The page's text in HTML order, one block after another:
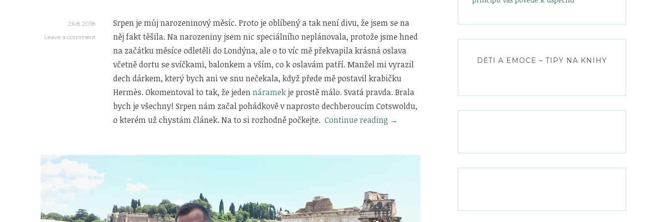
26.8.2018
Leave a comment
Srpen je můj narozeninový měsíc. Proto je oblíbený a tak není divu, že jsem se na
něj fakt těšila. Na narozeniny jsem nic speciálního neplánovala, protože jsme hned
na začátku měsíce odletěli do Londýna, ale o to víc mě překvapila krásná oslava
včetně dortu se svíčkami, balonkem a vším, co k oslavám patří. Manžel mi vyrazil
dech dárkem, který bych ani ve snu nečekala, když přede mě postavil krabičku
Hermès. Okomentoval to tak, že jedennáramekje prostě málo. Svatá pravda. Brala
bych je všechny! Srpen nám začal pohádkově v naprosto dechberoucím Cotswoldu,
o kterém už chystám článek. Na to si rozhodně počkejte. Continue reading „Srpnové
→
DĚTI A EMOCE – TIPY NA KNIHY